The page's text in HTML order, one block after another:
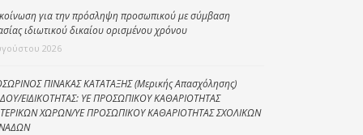
“Βοήθεια στο σπίτι”
Κέντρο Ημερήσιας
Ηλικιωμένων
(Κ.Η.Φ.Η.) Πρέβεζας
για την πρόσληψη προσωπικού με σύμβαση
ιδιωτικού δικαίου ορισμένου χρόνου
2026
ΠΙΝΑΚΑΣ ΚΑΤΑΤΑΞΗΣ (Μερικής Απασχόλησης)
ΕΙΔΙΚΟΤΗΤΑΣ: ΥΕ ΠΡΟΣΩΠΙΚΟΥ ΚΑΘΑΡΙΟΤΗΤΑΣ
ΧΩΡΩΝ/ΥΕ ΠΡΟΣΩΠΙΚΟΥ ΚΑΘΑΡΙΟΤΗΤΑΣ ΣΧΟΛΙΚΩΝ